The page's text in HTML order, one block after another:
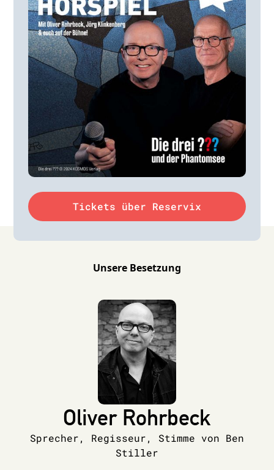
Tickets über Reservix
Unsere Besetzung
Oliver Rohrbeck
Sprecher, Regisseur, Stimme von Ben
Stiller